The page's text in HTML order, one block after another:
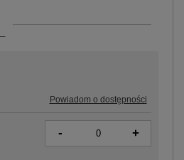
Powiadom o dostępności
- +